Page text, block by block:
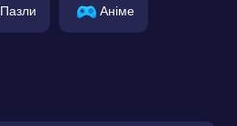
Пазли Аніме